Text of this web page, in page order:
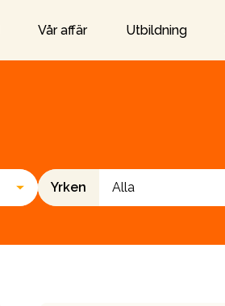
Vår affär Utbildning
Yrken